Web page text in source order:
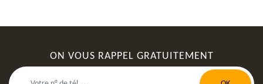
ON VOUS RAPPEL GRATUITEMENT